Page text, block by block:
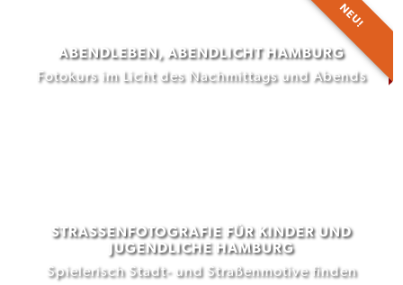
ABENDLEBEN, ABENDLICHT HAMBURG
Fotokurs im Licht des Nachmittags und Abends
NEU!
STRASSENFOTOGRAFIE FÜR KINDER UND J
UGENDLICHE HAMBURG
Spielerisch Stadt- und Straßenmotive finden